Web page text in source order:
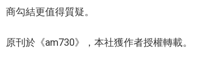
商勾結更值得質疑。
原刊於《am730》，本社獲作者授權轉載。